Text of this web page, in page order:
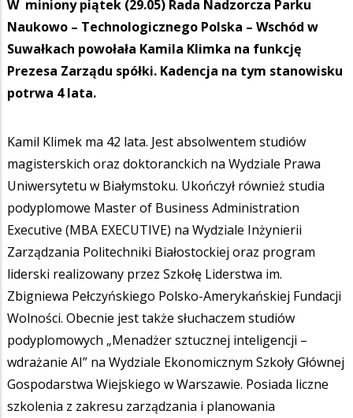
W miniony piątek (29.05) Rada Nadzorcza Parku
Naukowo – Technologicznego Polska – Wschód w
Suwałkach powołała Kamila Klimka na funkcję
Prezesa Zarządu spółki. Kadencja na tym stanowisku
potrwa 4 lata.
Kamil Klimek ma 42 lata. Jest absolwentem studiów
magisterskich oraz doktoranckich na Wydziale Prawa
Uniwersytetu w Białymstoku. Ukończył również studia
podyplomowe Master of Business Administration
Executive (MBA EXECUTIVE) na Wydziale Inżynierii
Zarządzania Politechniki Białostockiej oraz program
liderski realizowany przez Szkołę Liderstwa im.
Zbigniewa Pełczyńskiego Polsko-Amerykańskiej Fundacji
Wolności. Obecnie jest także słuchaczem studiów
podyplomowych „Menadżer sztucznej inteligencji –
wdrażanie AI” na Wydziale Ekonomicznym Szkoły Głównej
Gospodarstwa Wiejskiego w Warszawie. Posiada liczne
szkolenia z zakresu zarządzania i planowania